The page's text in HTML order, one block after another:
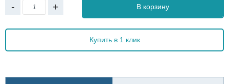
- + В корзину
Купить в 1 клик